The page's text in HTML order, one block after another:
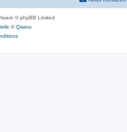
© phpBB Limited
©Qiaeru